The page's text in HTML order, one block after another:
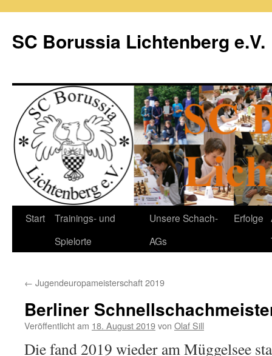
springen
SC Borussia Lichtenberg e.V.
Start
Trainings- und
Spielorte
Unsere Schach-
AGs
Erfolge
← Jugendeuropameisterschaft 2019
Berliner
Veröffentlicht am 18. August 2019von Olaf Sill
Die fand 2019 wieder am Müggelsee